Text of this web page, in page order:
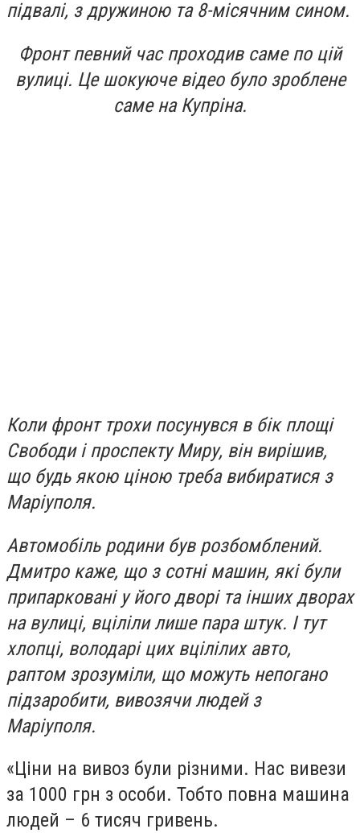
підвалі, з дружиною та 8-місячним сином.
Фронт певний час проходив саме по цій
вулиці. Це шокуюче відео було зроблене
саме на Купріна.
Коли фронт трохи посунувся в бік площі
Свободи і проспекту Миру, він вирішив,
що будь якою ціною треба вибиратися з
Маріуполя.
Автомобіль родини був розбомблений.
Дмитро каже, що з сотні машин, які були
припарковані у його дворі та інших дворах
на вулиці, вціліли лише пара штук. І тут
хлопці, володарі цих вцілілих авто,
раптом зрозуміли, що можуть непогано
підзаробити, вивозячи людей з
Маріуполя.
«Ціни на вивоз були різними. Нас вивези
за 1000 грн з особи. Тобто повна машина
людей – 6 тисяч гривень.